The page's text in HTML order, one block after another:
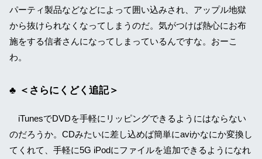
パーティ製品などなどによって囲い込みされ、アップル地獄
から抜けられなくなってしまうのだ。気がつけば熱心にお布
施をする信者さんになってしまっているんですな。おーこ
わ。
＜さらにくどく追記＞
iTunesでDVDを手軽にリッピングできるようにはならない
のだろうか。CDみたいに差し込めば簡単にaviかなにか変換し
てくれて、手軽に5G iPodにファイルを追加できるようになれ